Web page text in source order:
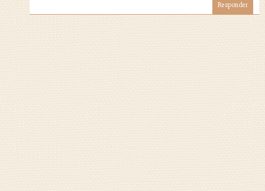
Responder